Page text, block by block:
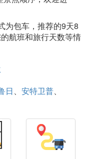
为包车，推荐的9天8
航班和旅行天数等情
日
安特卫普